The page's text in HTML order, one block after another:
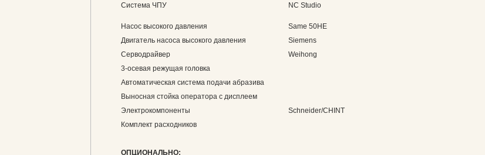
Система ЧПУ NC Studio
Насос высокого давления
Same 50HE
Двигатель насоса высокого давления
Siemens
Серводрайвер
Weihong
3-осевая режущая головка
Автоматическая система подачи абразива
Выносная стойка оператора с дисплеем
Электрокомпоненты
Schneider/CHINT
Комплект расходников
ОПЦИОНАЛЬНО: